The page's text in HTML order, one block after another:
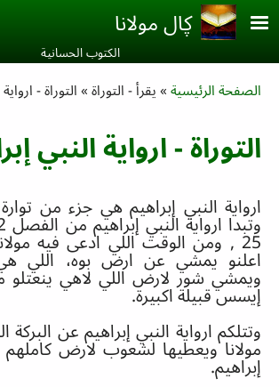
Skip to main content
ڮال مولانا
الكتوب الحسانية‎
Breadcrumb
الصفحة الرئيسية يقرأ - التوراة التوراة -
التوراة - ارواية النبي
ارواية النبي إبراهيم هي جزء من
وتبدا ارواية النبي إبراهيم من الفصل
25 , ومن الوقت اللي ادعى فيه
اعلنو يمشي عن ارض بوه، اللي
ويمشي شور لارض اللي لاهي ينعتلو
إيسس قبيلة اكبيرة.
وتتلكم ارواية النبي إبراهيم عن
مولانا ويعطيها لشعوب لارض
إبراهيم.